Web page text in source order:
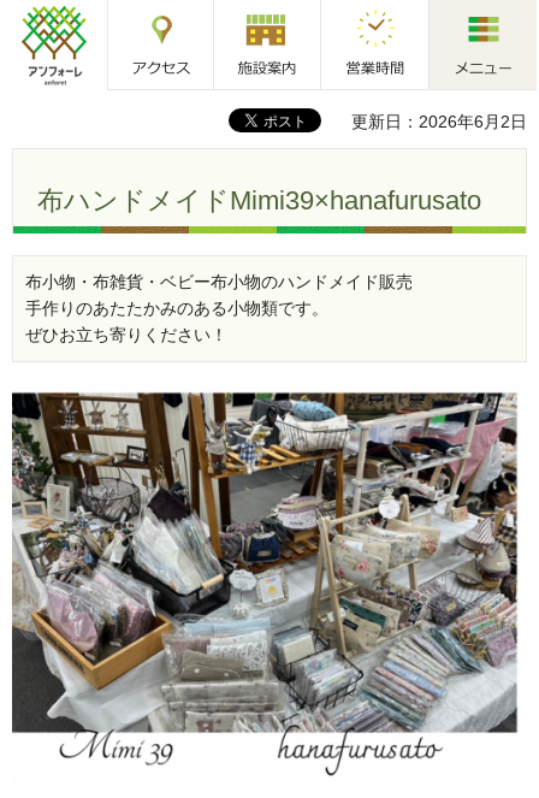
アンフォーレ 施設案内 営業時間
更新日：2026年6月2日
布ハンドメイドMimi39×hanafurusato
布小物・布雑貨・ベビー布小物のハンドメイド販売
手作りのあたたかみのある小物類です。
ぜひお立ち寄りください！